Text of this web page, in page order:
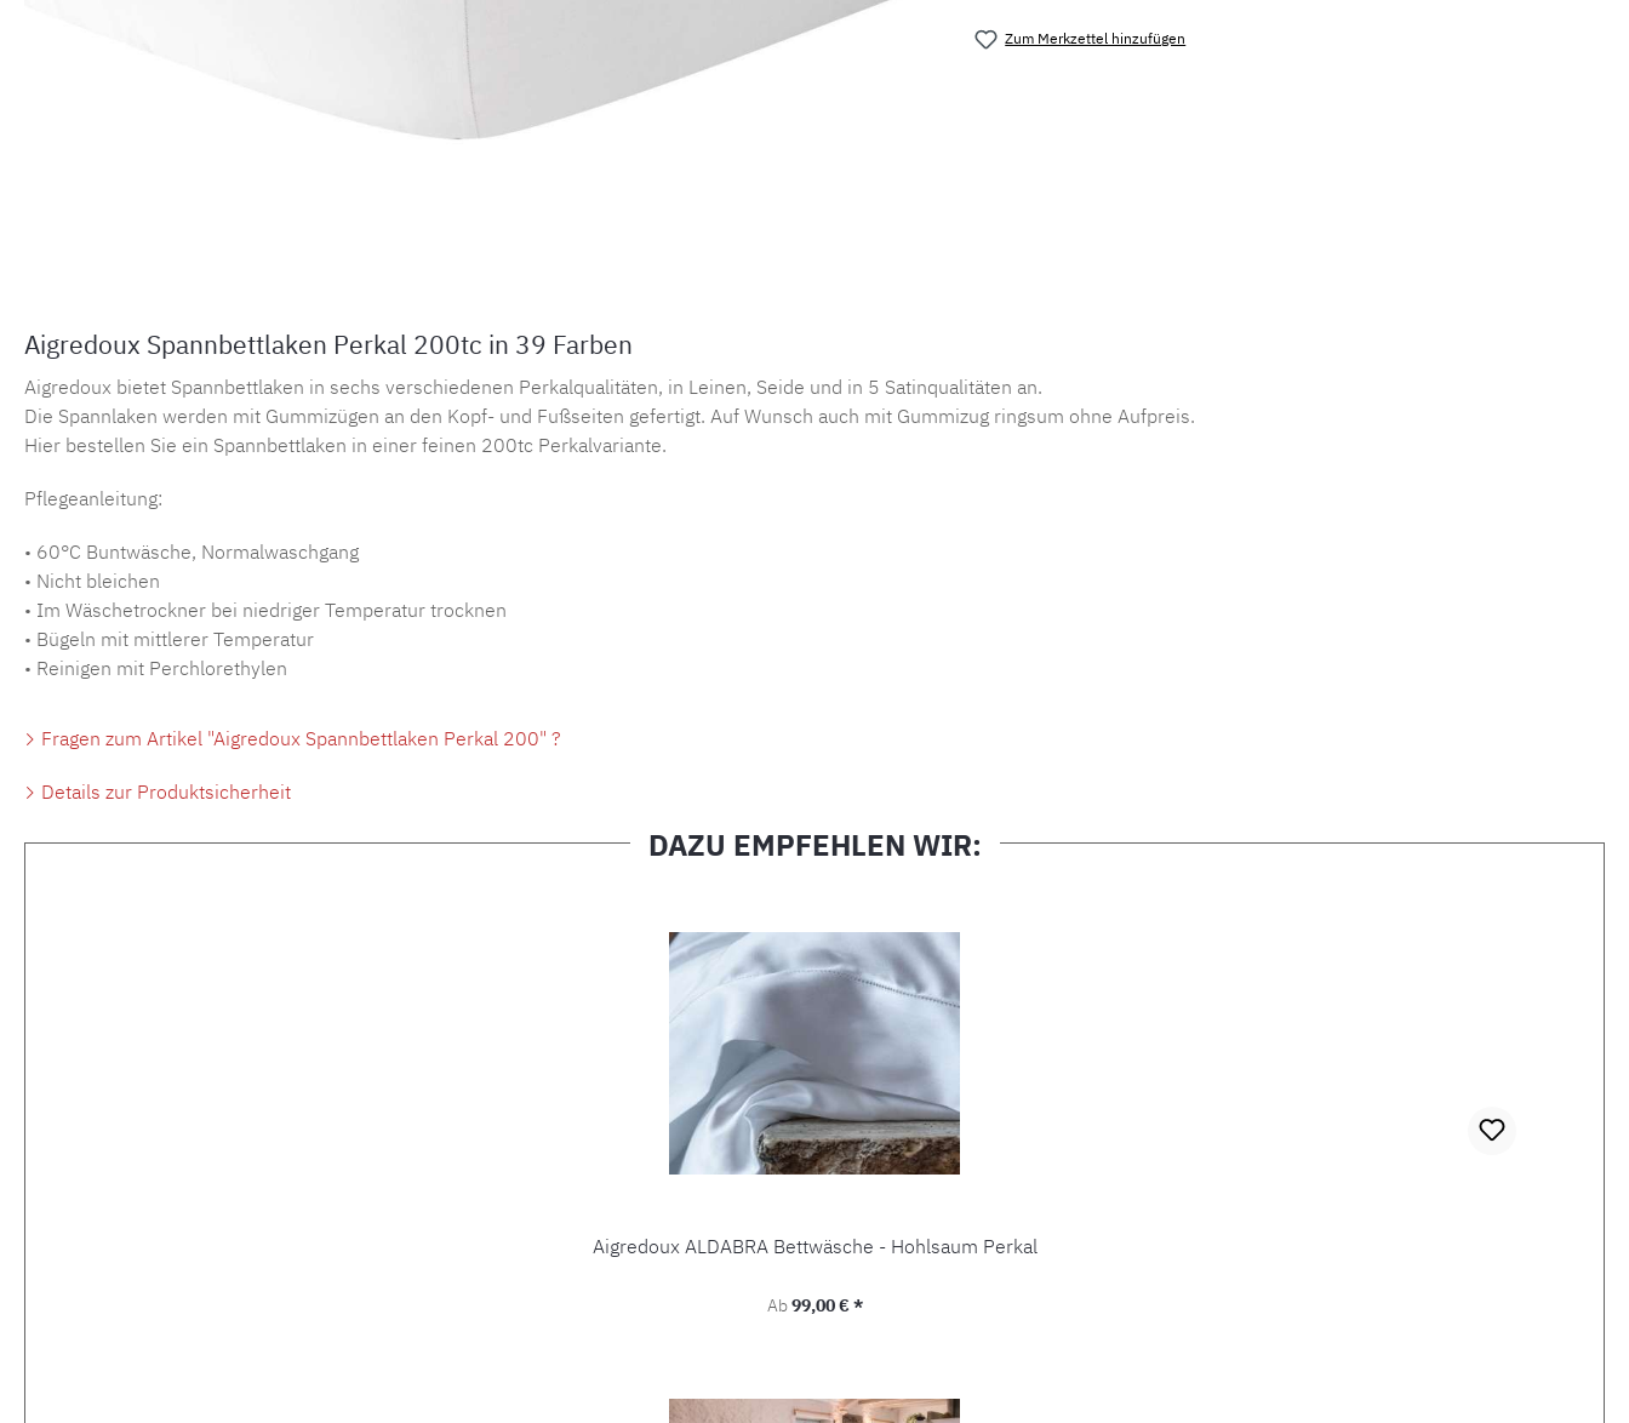
Zum Merkzettel hinzufügen
Aigredoux Spannbettlaken Perkal 200tc in 39 Farben
Aigredoux bietet Spannbettlaken in sechs verschiedenen Perkalqualitäten, in Leinen, Seide und in 5 Satinqualitäten an.
Die Spannlaken werden mit Gummizügen an den Kopf- und Fußseiten gefertigt. Auf Wunsch auch mit Gummizug ringsum ohne Aufpreis.
Hier bestellen Sie ein Spannbettlaken in einer feinen 200tc Perkalvariante.
Pflegeanleitung:
• 60°C Buntwäsche, Normalwaschgang
• Nicht bleichen
• Im Wäschetrockner bei niedriger Temperatur trocknen
• Bügeln mit mittlerer Temperatur
• Reinigen mit Perchlorethylen
Fragen zum Artikel "Aigredoux Spannbettlaken Perkal 200" ?
Details zur Produktsicherheit
DAZU EMPFEHLEN WIR:
Aigredoux ALDABRA Bettwäsche - Hohlsaum Perkal
Regulärer Preis:
Ab99,00 € *